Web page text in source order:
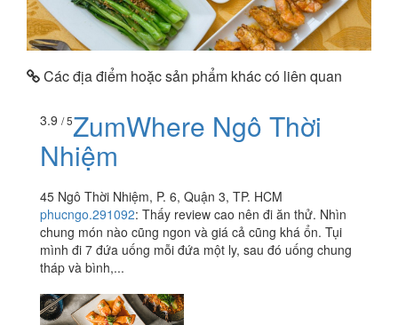
Các địa điểm hoặc sản phẩm khác có liên quan
3.9 / 5ZumWhere Ngô Thời
Nhiệm
45 Ngô Thời Nhiệm, P. 6, Quận 3, TP. HCM
phucngo.291092: Thấy review cao nên đi ăn thử. Nhìn
chung món nào cũng ngon và giá cả cũng khá ổn. Tụi
mình đi 7 đứa uống mỗi đứa một ly, sau đó uống chung
tháp và bình,...